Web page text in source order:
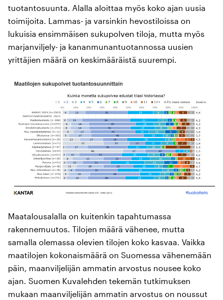
tuotantosuunta. Alalla aloittaa myös koko ajan uusia
toimijoita. Lammas- ja varsinkin hevostiloissa on
lukuisia ensimmäisen sukupolven tiloja, mutta myös
marjanviljely- ja kananmunantuotannossa uusien
yrittäjien määrä on keskimääräistä suurempi.
Maatalousalalla on kuitenkin tapahtumassa
rakennemuutos. Tilojen määrä vähenee, mutta
samalla olemassa olevien tilojen koko kasvaa. Vaikka
maatilojen kokonaismäärä on Suomessa vähenemään
päin, maanviljelijän ammatin arvostus nousee koko
ajan. Suomen Kuvalehden tekemän tutkimuksen
mukaan maanviljelijän ammatin arvostus on noussut